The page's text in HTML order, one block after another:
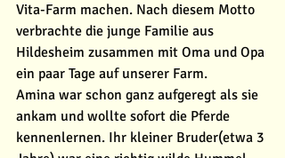
Vita-Farm machen. Nach diesem Motto
verbrachte die junge Familie aus
Hildesheim zusammen mit Oma und Opa
ein paar Tage auf unserer Farm.
Amina war schon ganz aufgeregt als sie
ankam und wollte sofort die Pferde
kennenlernen. Ihr kleiner Bruder(etwa 3